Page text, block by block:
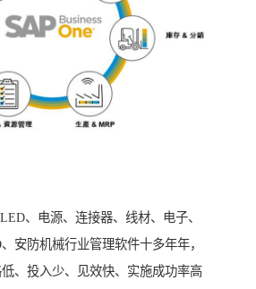
、电源、连接器、线材、电子、
安防机械行业管理软件十多年年，
、投入少、见效快、实施成功率高